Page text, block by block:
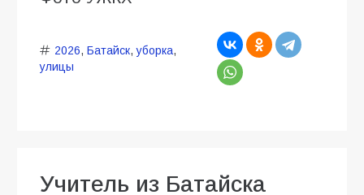
2026, Батайск,уборка,
улицы
Учитель из Батайска